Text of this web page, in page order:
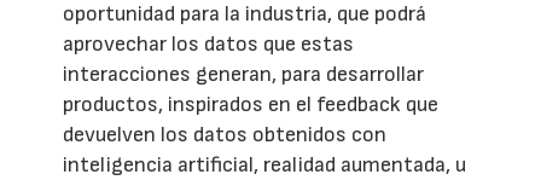
oportunidad para la industria, que podrá
aprovechar los datos que estas
interacciones generan, para desarrollar
productos, inspirados en el feedback que
devuelven los datos obtenidos con
inteligencia artificial, realidad aumentada, u